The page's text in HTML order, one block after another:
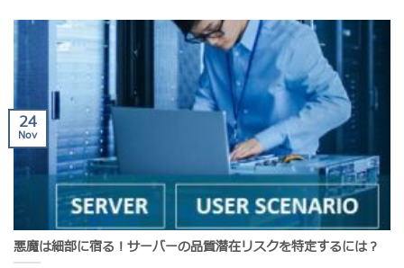
悪魔は細部に宿る！サーバーの品質潜在リスクを特定するには？
24
Nov